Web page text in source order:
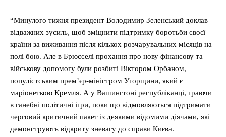
“Минулого тижня президент Володимир Зеленський доклав
відважних зусиль, щоб зміцнити підтримку боротьби своєї
країни за виживання після кількох розчарувальних місяців на
полі бою. Але в Брюсселі прохання про нову фінансову та
військову допомогу були розбиті Віктором Орбаном,
популістським прем’єр-міністром Угорщини, який є
маріонеткою Кремля. А у Вашингтоні республіканці, граючи
в ганебні політичні ігри, поки що відмовляються підтримати
черговий критичний пакет із деякими відомими діячами, які
демонструють відкриту зневагу до справи Києва.